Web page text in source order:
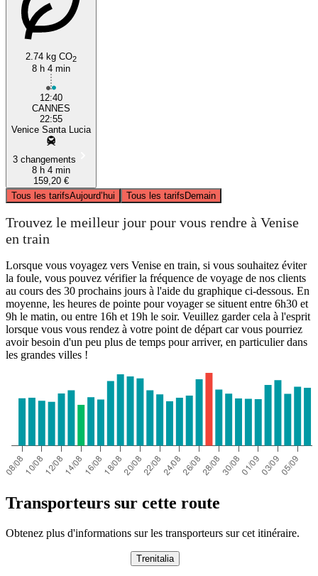
2.74 kg CO2
8 h 4 min
12:40
CANNES
22:55
Venice Santa Lucia
3 changements
8 h 4 min
159,20 €
Tous les tarifsAujourd’hui Tous les tarifsDemain
Trouvez le meilleur jour pour vous rendre à Venise
en train
Lorsque vous voyagez vers Venise en train, si vous souhaitez éviter
la foule, vous pouvez vérifier la fréquence de voyage de nos clients
au cours des 30 prochains jours à l'aide du graphique ci-dessous. En
moyenne, les heures de pointe pour voyager se situent entre 6h30 et
9h le matin, ou entre 16h et 19h le soir. Veuillez garder cela à l'esprit
lorsque vous vous rendez à votre point de départ car vous pourriez
avoir besoin d'un peu plus de temps pour arriver, en particulier dans
les grandes villes !
Transporteurs sur cette route
Obtenez plus d'informations sur les transporteurs sur cet itinéraire.
Trenitalia